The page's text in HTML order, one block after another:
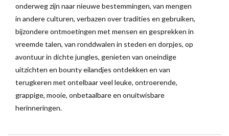
onderweg zijn naar nieuwe bestemmingen, van mengen
in andere culturen, verbazen over tradities en gebruiken,
bijzondere ontmoetingen met mensen en gesprekken in
vreemde talen, van ronddwalen in steden en dorpjes, op
avontuur in dichte jungles, genieten van oneindige
uitzichten en bounty eilandjes ontdekken en van
terugkeren met ontelbaar veel leuke, ontroerende,
grappige, mooie, onbetaalbare en onuitwisbare
herinneringen.